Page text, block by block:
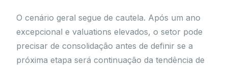
O cenário geral segue de cautela. Após um ano
excepcional e valuations elevados, o setor pode
precisar de consolidação antes de definir se a
próxima etapa será continuação da tendência de